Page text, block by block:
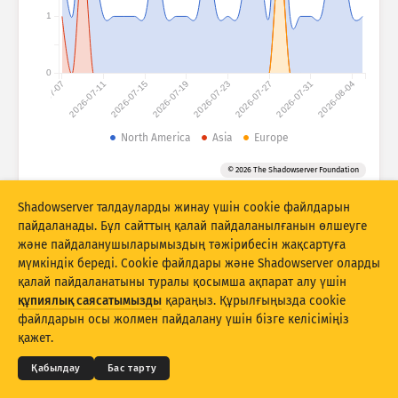
Шабуыл статистикасы: Құрылғылар
Анықтама
Деректер жинағы
Ел Тег
Нәтижелерді автоматты түрде жаңарту
Жаңарту Бастапқы қалпына келтіру
PNG ретінде жүктеп алу
2026-07-07 2026-07-112026-07-15 2026-07-19 2026-07-23 2026-07-27 2026-07-312026-08-04
0
1
North America Asia Europe
© 2026 The Shadowserver Foundation
© 2026THE SHADOWSERVER FOUNDATION
Құпиялық және шарттар
Бізбен байланысыңыз
Авторлар туралы мәліметтер
Shadowserver талдауларды жинау үшін cookie файлдарын
пайдаланады. Бұл сайттың қалай пайдаланылғанын өлшеуге
және пайдаланушыларымыздың тәжірибесін жақсартуға
мүмкіндік береді. Cookie файлдары және Shadowserver оларды
қалай пайдаланатыны туралы қосымша ақпарат алу үшін
құпиялық саясатымызды қараңыз. Құрылғыңызда cookie
файлдарын осы жолмен пайдалану үшін бізге келісіміңіз
қажет.
Қабылдау Бас тарту